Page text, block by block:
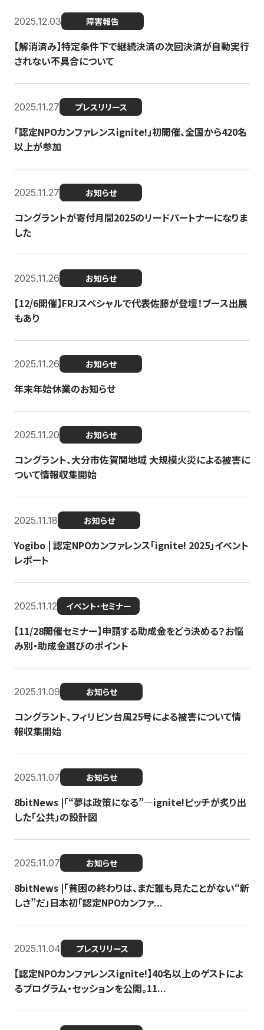
2025.12.03 障害報告
【解消済み】特定条件下で継続決済の次回決済が自動実行
されない不具合について
2025.11.27 プレスリリース
「認定NPOカンファレンスignite!」初開催、全国から420名
以上が参加
2025.11.27 お知らせ
コングラントが寄付月間2025のリードパートナーになりま
した
2025.11.26 お知らせ
【12/6開催】FRJスペシャルで代表佐藤が登壇！ブース出展
もあり
2025.11.26 お知らせ
年末年始休業のお知らせ
2025.11.20 お知らせ
コングラント、大分市佐賀関地域 大規模火災による被害に
ついて情報収集開始
2025.11.18 お知らせ
Yogibo | 認定NPOカンファレンス「ignite! 2025」イベント
レポート
2025.11.12 イベント・セミナー
【11/28開催セミナー】申請する助成金をどう決める？お悩
み別・助成金選びのポイント
2025.11.09 お知らせ
コングラント、フィリピン台風25号による被害について情
報収集開始
2025.11.07 お知らせ
8bitNews |「“夢は政策になる”—ignite!ピッチが炙り出
した「公共」の設計図
2025.11.07 お知らせ
8bitNews |「貧困の終わりは、まだ誰も見たことがない“新
しさ”だ」日本初「認定NPOカンファ...
2025.11.04 プレスリリース
【認定NPOカンファレンスignite!】40名以上のゲストによ
るプログラム・セッションを公開。11...